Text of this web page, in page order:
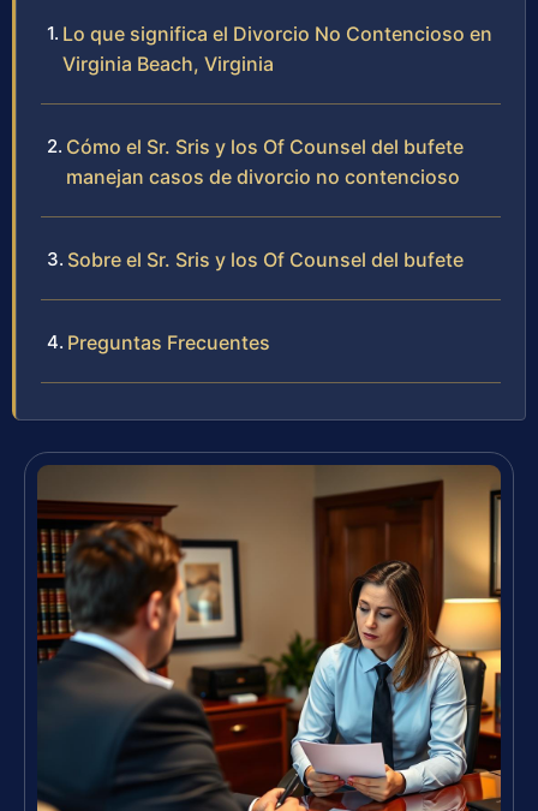
Lo que significa el Divorcio No Contencioso en
Virginia Beach, Virginia
Cómo el Sr. Sris y los Of Counsel del bufete
manejan casos de divorcio no contencioso
Sobre el Sr. Sris y los Of Counsel del bufete
Preguntas Frecuentes